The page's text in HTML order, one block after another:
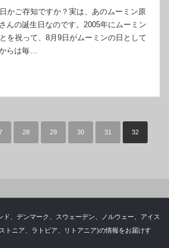
かご存知ですか？実は、あのムーミン原
んの誕生日なのです。2005年にムーミン
を祝って、8月9日がムーミンの日として
らは毎…
28 29 30 31 32
ド、デンマーク、スウェーデン、ノルウェー、アイス
トニア、ラトビア、リトアニア)の情報をお届けす